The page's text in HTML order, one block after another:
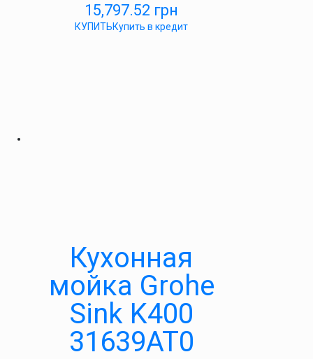
15,797.52 грн
КУПИТЬКупить в кредит
Кухонная
мойка Grohe
Sink K400
31639AT0